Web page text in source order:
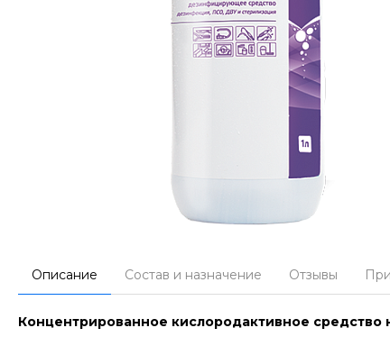
Описание Состав и назначение Отзывы
Концентрированное кислородактивное